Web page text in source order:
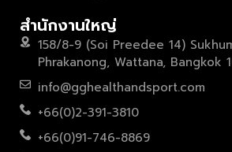
สำนักงานใหญ่
158/8-9 (Soi Preedee 14)
Phrakanong, Wattana, Bangkok
info@gghealthandsport.com
+66(0)2-391-3810
+66(0)91-746-8869